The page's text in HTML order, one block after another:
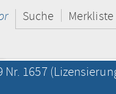
Suche Merkliste
Nr. 1657